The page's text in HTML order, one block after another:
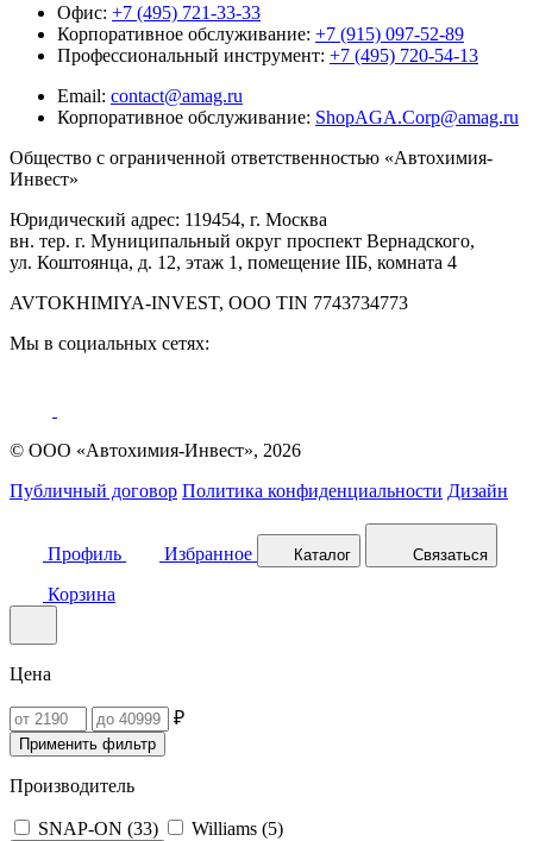
Офис: +7 (495) 721-33-33
Корпоративное обслуживание: +7 (915) 097-52-89
Профессиональный инструмент: +7 (495) 720-54-13
Email: contact@amag.ru
Корпоративное обслуживание: ShopAGA.Corp@amag.ru
Общество с ограниченной ответственностью «Автохимия-
Инвест»
Юридический адрес: 119454, г. Москва
вн. тер. г. Муниципальный округ проспект Вернадского,
ул. Коштоянца, д. 12, этаж 1, помещение IIБ, комната 4
AVTOKHIMIYA-INVEST, OOO TIN 7743734773
Мы в социальных сетях:
© ООО «Автохимия-Инвест», 2026
Публичный договор Политика конфиденциальности Дизайн
Профиль Избранное Каталог Связаться
Корзина
Цена
₽
Применить фильтр
Производитель
SNAP-ON (33) Williams (5)